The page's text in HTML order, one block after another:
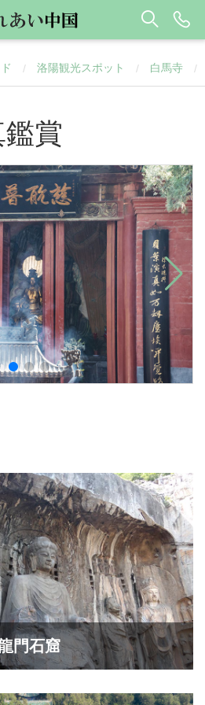
/ 洛陽観光スポット / 白馬寺 /
賞
門石窟